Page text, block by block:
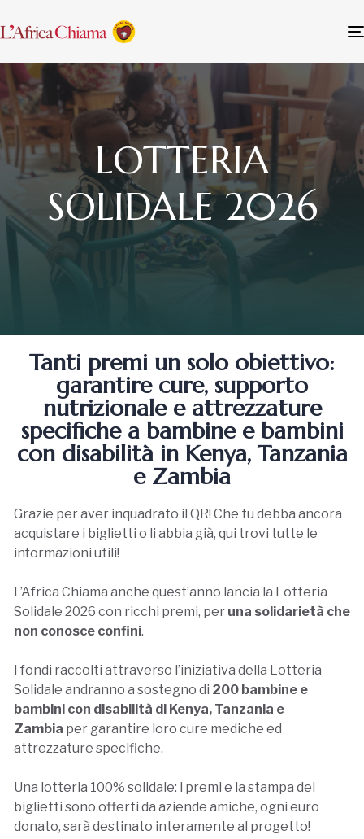
LOTTERIA
SOLIDALE 2026
Tanti premi un solo obiettivo:
garantire cure, supporto
nutrizionale e attrezzature
specifiche a bambine e bambini
con disabilità in Kenya, Tanzania
e Zambia
Grazie per aver inquadrato il QR! Che tu debba ancora
acquistare i biglietti o li abbia già, qui trovi tutte le
informazioni utili!
L’Africa Chiama anche quest’anno lancia la Lotteria
Solidale 2026 con ricchi premi, per una solidarietà che
non conosce confini.
I fondi raccolti attraverso l’iniziativa della Lotteria
Solidale andranno a sostegno di 200 bambine e
bambini con disabilità di Kenya, Tanzania e
Zambia per garantire loro cure mediche ed
attrezzature specifiche.
Una lotteria 100% solidale: i premi e la stampa dei
biglietti sono offerti da aziende amiche, ogni euro
donato, sarà destinato interamente al progetto!